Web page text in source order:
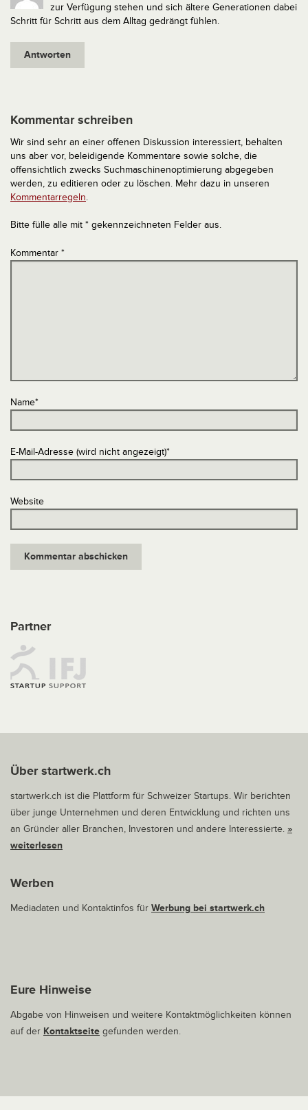
zur Verfügung stehen und sich ältere Generationen dabei
Schritt für Schritt aus dem Alltag gedrängt fühlen.
Antworten
Kommentar schreiben
Wir sind sehr an einer offenen Diskussion interessiert, behalten
uns aber vor, beleidigende Kommentare sowie solche, die
offensichtlich zwecks Suchmaschinenoptimierung abgegeben
werden, zu editieren oder zu löschen. Mehr dazu in unseren
Kommentarregeln.
Bitte fülle alle mit * gekennzeichneten Felder aus.
Kommentar *
Name*
E-Mail-Adresse (wird nicht angezeigt)*
Website
Partner
Über startwerk.ch
startwerk.ch ist die Plattform für Schweizer Startups. Wir berichten
über junge Unternehmen und deren Entwicklung und richten uns
an Gründer aller Branchen, Investoren und andere Interessierte. »
weiterlesen
Werben
Mediadaten und Kontaktinfos für Werbung bei startwerk.ch
Eure Hinweise
Abgabe von Hinweisen und weitere Kontaktmöglichkeiten können
auf der Kontaktseite gefunden werden.